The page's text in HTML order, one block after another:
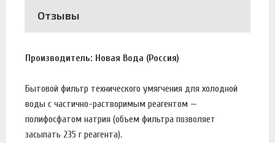
Отзывы
Производитель: Новая Вода (Россия)
Бытовой фильтр технического умягчения для холодной
воды с частично-растворимым реагентом —
полифосфатом натрия (объем фильтра позволяет
засыпать 235 г реагента).